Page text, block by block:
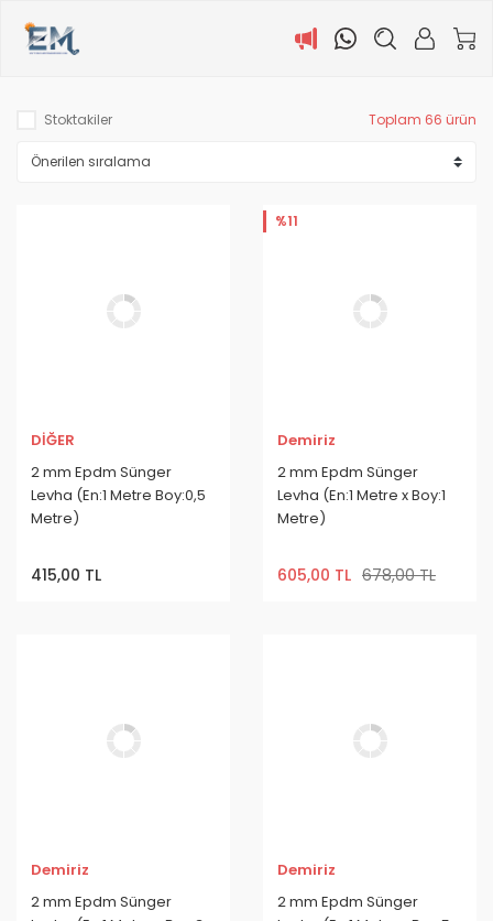
Stoktakiler Toplam 66 ürün
DİĞER
2 mm Epdm Sünger
Levha (En:1 Metre Boy:0,5
Metre)
415,00 TL
%11
Demiriz
2 mm Epdm Sünger
Levha (En:1 Metre x Boy:1
Metre)
605,00 TL 678,00 TL
Demiriz
2 mm Epdm Sünger
Demiriz
2 mm Epdm Sünger